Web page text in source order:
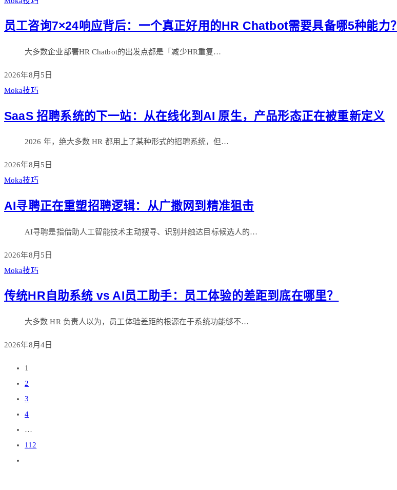
员工咨询7×24响应背后：一个真正好用的HR Chatbot需要具备哪5种能力？
大多数企业部署HR Chatbot的出发点都是「减少HR重复…
2026年8月5日
Moka技巧
SaaS 招聘系统的下一站：从在线化到AI 原生，产品形态正在被重新定义
2026 年，绝大多数 HR 都用上了某种形式的招聘系统，但…
2026年8月5日
Moka技巧
AI寻聘正在重塑招聘逻辑：从广撒网到精准狙击
AI寻聘是指借助人工智能技术主动搜寻、识别并触达目标候选人的…
2026年8月5日
Moka技巧
传统HR自助系统 vs AI员工助手：员工体验的差距到底在哪里？
大多数 HR 负责人以为，员工体验差距的根源在于系统功能够不…
2026年8月4日
1
2
3
4
…
112